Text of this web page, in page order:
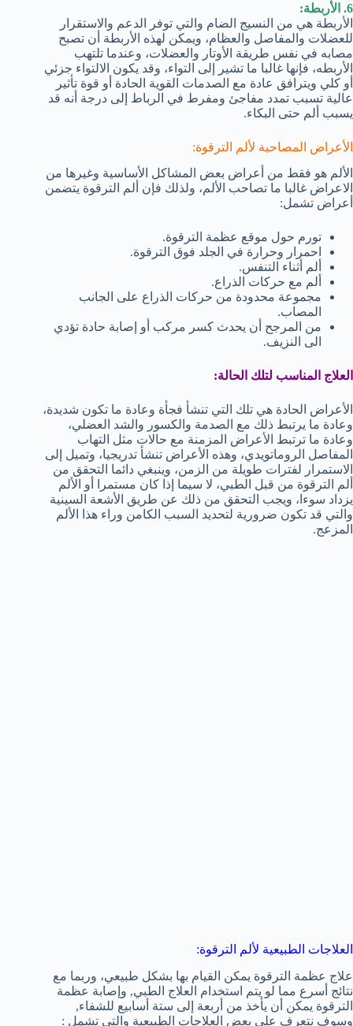
6. الأربطة:
الأربطة هي من النسيج الضام والتي توفر الدعم والاستقرار
للعضلات والمفاصل والعظام، ويمكن لهذه الأربطة أن تصبح
مصابه في نفس طريقة الأوتار والعضلات، وعندما تلتهب
الأربطه، فإنها غالبا ما تشير إلى التواء، وقد يكون الالتواء جزئي
أو كلي ويترافق عادة مع الصدمات القوية الحادة أو قوة تأثير
عالية تسبب تمدد مفاجئ ومفرط في الرباط إلى درجة أنه قد
يسبب ألم حتى البكاء.
الأعراض المصاحبة لألم الترقوة:
الألم هو فقط من أعراض بعض المشاكل الأساسية وغيرها من
الاعراض غالبا ما تصاحب الألم، ولذلك فإن ألم الترقوة يتضمن
أعراض تشمل:
تورم حول موقع عظمة الترقوة.
احمرار وحرارة في الجلد فوق الترقوة.
ألم أثناء التنفس.
ألم مع حركات الذراع.
مجموعة محدودة من حركات الذراع على الجانب
المصاب.
من المرجح أن يحدث كسر مركب أو إصابة حادة تؤدي
الى النزيف.
العلاج المناسب لتلك الحالة:
الأعراض الحادة هي تلك التي تنشأ فجأة وعادة ما تكون شديدة،
وعادة ما يرتبط ذلك مع الصدمة والكسور والشد العضلي،
وعادة ما ترتبط الأعراض المزمنة مع حالات مثل التهاب
المفاصل الروماتويدي، وهذه الأعراض تنشأ تدريجيا، وتميل إلى
الاستمرار لفترات طويلة من الزمن، وينبغي دائما التحقق من
ألم الترقوة من قبل الطبي، لا سيما إذا كان مستمرا أو الألم
يزداد سوءا، ويجب التحقق من ذلك عن طريق الأشعة السينية
والتي قد تكون ضرورية لتحديد السبب الكامن وراء هذا الألم
المزعج.
العلاجات الطبيعية لألم الترقوة:
علاج عظمة الترقوة يمكن القيام بها بشكل طبيعي، وربما مع
نتائج أسرع مما لو يتم استخدام العلاج الطبي, وإصابة عظمة
الترقوة يمكن أن يأخذ من أربعة إلى ستة أسابيع للشفاء,
وسوف نتعرف على بعض العلاجات الطبيعية والتي تشمل :